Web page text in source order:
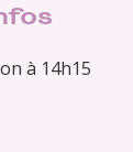
à 14h15